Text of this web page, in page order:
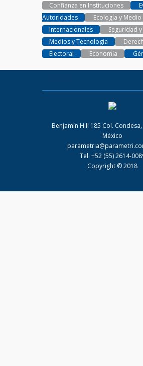
Confianza en Instituciones
Autoridades
Ecología y
Internacionales
Seguridad y
Medios y Tecnología
Electoral
Economía
Benjamín Hill 185 Col.
México
Tel: +52 (55) 2614-
Copyright © 2018